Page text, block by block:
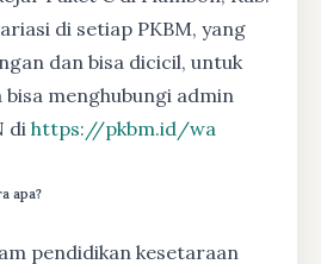
di setiap PKBM, yang
dan bisa dicicil, untuk
bisa menghubungi admin
dihttps://pkbm.id/wa
apa?
pendidikan kesetaraan